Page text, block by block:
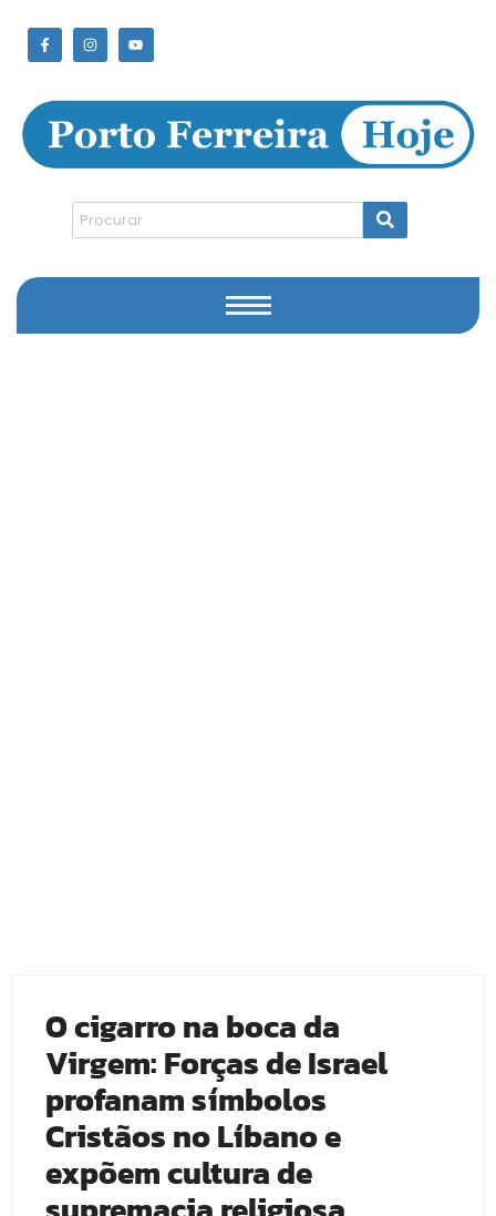
O cigarro na boca da
Virgem: Forças de Israel
profanam símbolos
Cristãos no Líbano e
expõem cultura de